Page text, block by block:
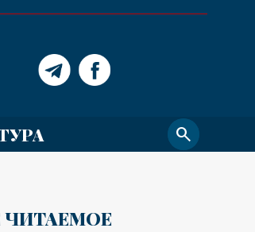
search
ЧИТАЕМОЕ